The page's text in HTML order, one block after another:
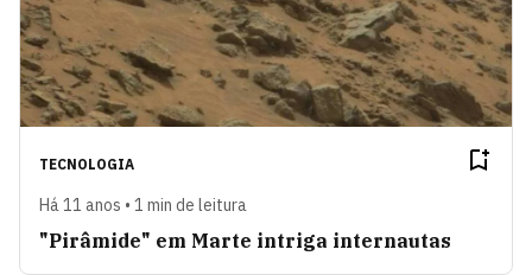
TECNOLOGIA
Há 11 anos • 1 min de leitura
"Pirâmide" em Marte intriga internautas